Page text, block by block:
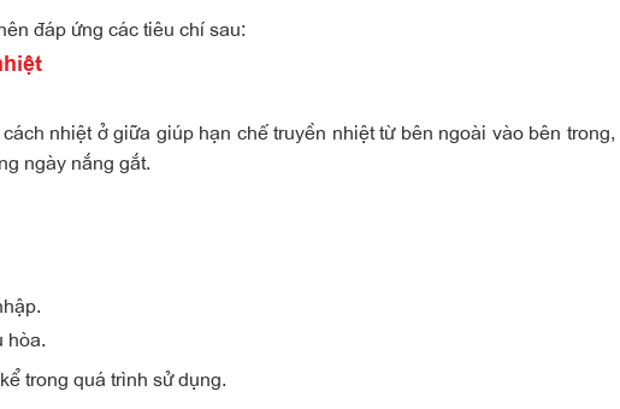
đáp ứng các tiêu chí sau:
nhiệt ở giữa giúp hạn chế truyền nhiệt từ bên ngoài vào bên trong,
ngày nắng gắt.
hòa.
trong quá trình sử dụng.